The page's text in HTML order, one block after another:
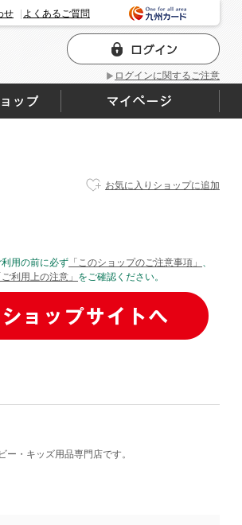
ログインに関するご注意
せ よくあるご質問
お気に入りショップに追加
利用の前に必ず 「このショップのご注意事項」 、
ご利用上の注意」 をご確認ください。
・キッズ用品専門店です。